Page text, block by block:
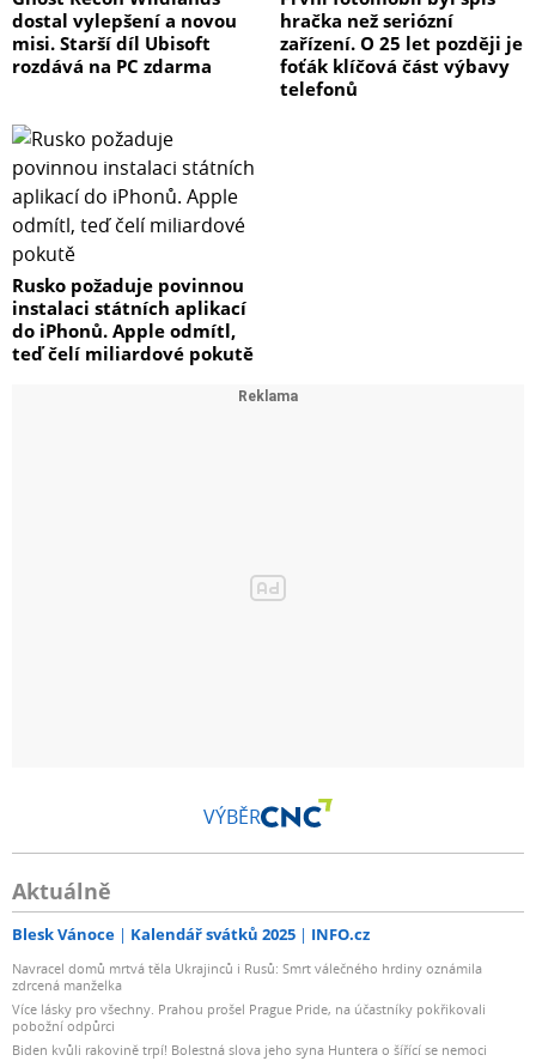
dostal vylepšení a novou
misi. Starší díl Ubisoft
rozdává na PC zdarma
hračka než seriózní
zařízení. O 25 let později je
foťák klíčová část výbavy
telefonů
Rusko požaduje povinnou
instalaci státních aplikací
do iPhonů. Apple odmítl,
teď čelí miliardové pokutě
VÝBĚR
Aktuálně
Blesk Vánoce Kalendář svátků 2025 INFO.cz
Navracel domů mrtvá těla Ukrajinců i Rusů: Smrt válečného hrdiny oznámila
zdrcená manželka
Více lásky pro všechny. Prahou prošel Prague Pride, na účastníky pokřikovali
pobožní odpůrci
Biden kvůli rakovině trpí! Bolestná slova jeho syna Huntera o šířící se nemoci